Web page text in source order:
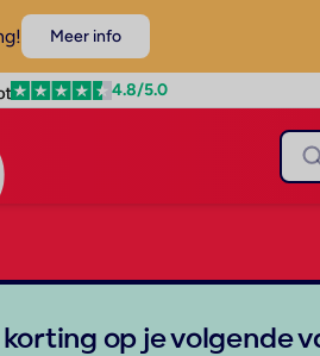
Meer info
4.8/5.0
op je volgende